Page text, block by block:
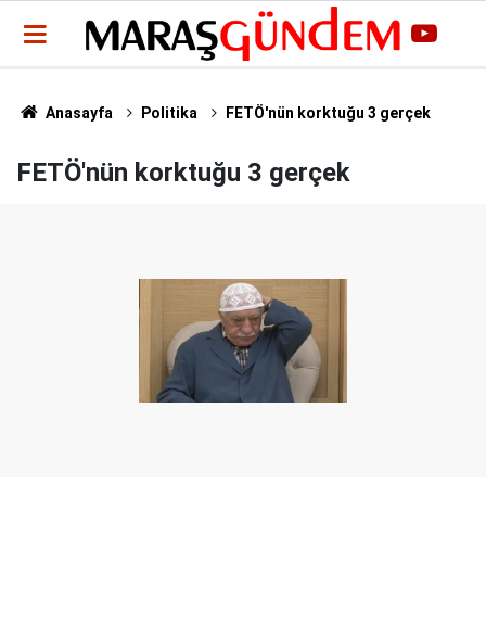
Anasayfa Politika FETÖ'nün korktuğu 3 gerçek
FETÖ'nün korktuğu 3 gerçek